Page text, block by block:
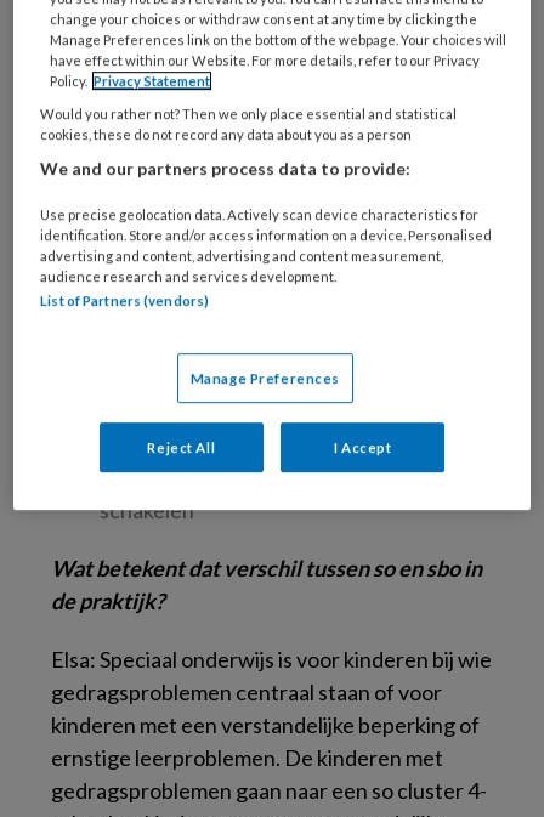
onderwijs en speciaal basisonderwijs verwijzen
echter naar verschillende typen scholen.
Speciaal onderwijsscholen (hierna so-scholen)
zijn ‘echte’ speciale scholen voor leerlingen in
de basisschoolleeftijd (in tegenstelling tot
voortgezet speciaal onderwijs, vso). Scholen
voor speciaal basisonderwijs (sbo) behoren
wettelijk tot het regulier onderwijs. We praten
sbo De Delta/so Prof. W.J. Bladergroenschool
in Appingedam, en Elsa Zemering, leerkracht
op deze school.
Leerkracht moet goed kunnen
schakelen
Wat betekent dat verschil tussen so en sbo in
de praktijk?
Elsa: Speciaal onderwijs is voor kinderen bij wie
gedragsproblemen centraal staan of voor
kinderen met een verstandelijke beperking of
ernstige leerproblemen. De kinderen met
gedragsproblemen gaan naar een so cluster 4-
change your choices or withdraw consent at any time by clicking the
Manage Preferences link on the bottom of the webpage. Your choices will
have effect within our Website. For more details, refer to our Privacy
Policy. Privacy Statement
Would you rather not? Then we only place essential and statistical
cookies, these do not record any data about you as a person
We and our partners process data to provide:
Use precise geolocation data. Actively scan device characteristics for
identification. Store and/or access information on a device. Personalised
advertising and content, advertising and content measurement,
audience research and services development.
List of Partners (vendors)
Manage Preferences
Reject All I Accept